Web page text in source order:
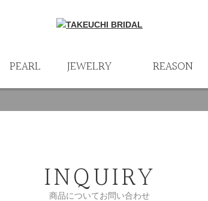
PEARL JEWELRY REASON
INQUIRY
商品についてお問い合わせ